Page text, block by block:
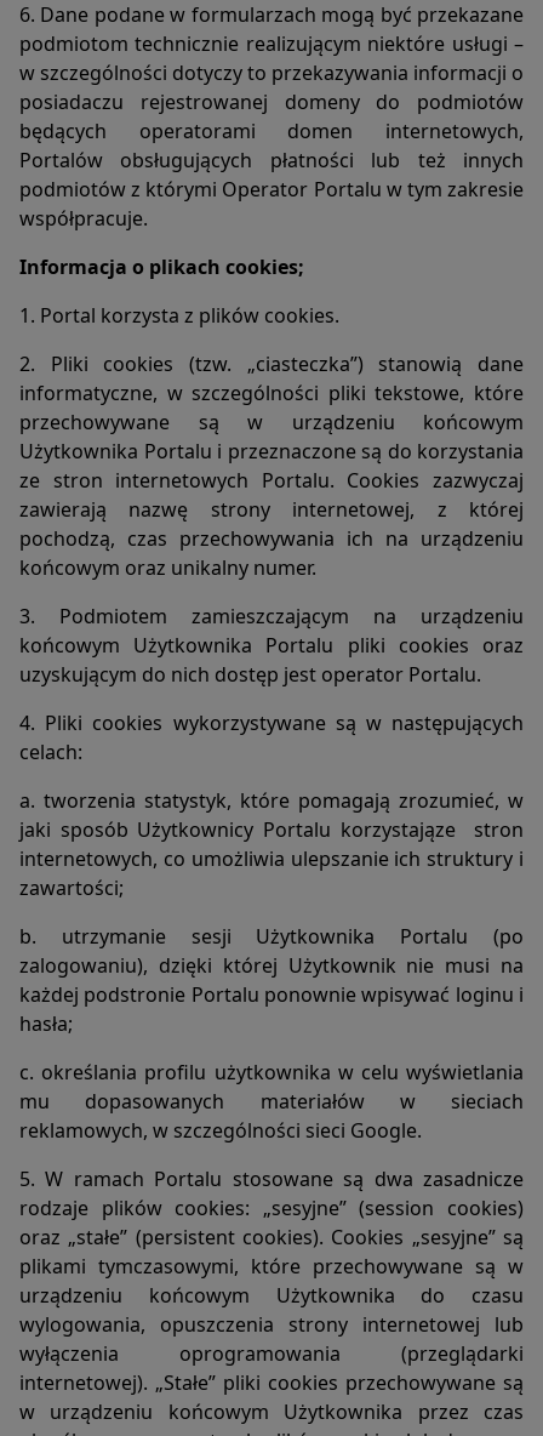
6. Dane podane w formularzach mogą być przekazane
podmiotom technicznie realizującym niektóre usługi –
w szczególności dotyczy to przekazywania informacji o
posiadaczu rejestrowanej domeny do podmiotów
będących operatorami domen internetowych,
Portalów obsługujących płatności lub też innych
podmiotów z którymi Operator Portalu w tym zakresie
współpracuje.
Informacja o plikach cookies;
1. Portal korzysta z plików cookies.
2. Pliki cookies (tzw. „ciasteczka”) stanowią dane
informatyczne, w szczególności pliki tekstowe, które
przechowywane są w urządzeniu końcowym
Użytkownika Portalu i przeznaczone są do korzystania
ze stron internetowych Portalu. Cookies zazwyczaj
zawierają nazwę strony internetowej, z której
pochodzą, czas przechowywania ich na urządzeniu
końcowym oraz unikalny numer.
3. Podmiotem zamieszczającym na urządzeniu
końcowym Użytkownika Portalu pliki cookies oraz
uzyskującym do nich dostęp jest operator Portalu.
4. Pliki cookies wykorzystywane są w następujących
celach:
a. tworzenia statystyk, które pomagają zrozumieć, w
jaki sposób Użytkownicy Portalu korzystająze
stron
internetowych, co umożliwia ulepszanie ich struktury i
zawartości;
b. utrzymanie sesji Użytkownika Portalu (po
zalogowaniu), dzięki której Użytkownik nie musi na
każdej podstronie Portalu ponownie wpisywać loginu i
hasła;
c. określania profilu użytkownika w celu wyświetlania
mu dopasowanych materiałów w sieciach
reklamowych, w szczególności sieci Google.
5. W ramach Portalu stosowane są dwa zasadnicze
rodzaje plików cookies: „sesyjne” (session cookies)
oraz „stałe” (persistent cookies). Cookies „sesyjne” są
plikami tymczasowymi, które przechowywane są w
urządzeniu końcowym Użytkownika do czasu
wylogowania, opuszczenia strony internetowej lub
wyłączenia oprogramowania (przeglądarki
internetowej). „Stałe” pliki cookies przechowywane są
w urządzeniu końcowym Użytkownika przez czas
a. czas nadejścia zapytania,
b. czas wysłania odpowiedzi,
c. nazwę stacji klienta – identyfikacja realizowana przez
protokół HTTP,
d. informacje o błędach jakie nastąpiły przy realizacji
transakcji HTTP,
e. adres URL strony poprzednio odwiedzanej przez
użytkownika (referer link) – w przypadku gdy przejście do
Portalu nastąpiło przez odnośnik,
f. informacje o przeglądarce użytkownika,
g. Informacje o adresie IP.
3. Dane powyższe nie są kojarzone z konkretnymi osobami
przeglądającymi strony.
4. Dane powyższe nie są wykorzystywane jedynie dla celów
administrowania serwerem.
Udostępnienie danych:
1. Dane podlegają udostępnieniu podmiotom zewnętrznym
wyłącznie w granicach prawnie dozwolonych.
2. Dane umożliwiające identyfikację osoby fizycznej są
udostępniane wyłączenie za zgodą tej osoby.
zebranych przez Portal upoważnionym organom na
podstawie zgodnych z prawem żądań w zakresie
wynikającym z żądania.
Zarządzanie plikami cookies – jak w praktyce wyrażać i
cofać zgodę?
1. Jeśli użytkownik nie chce otrzymywać plików cookies,
może zmienić ustawienia przeglądarki. Zastrzegamy, że
wyłączenie obsługi plików cookies niezbędnych dla
procesów uwierzytelniania, bezpieczeństwa, utrzymania
preferencji użytkownika może utrudnić, a w skrajnych
przypadkach może uniemożliwić korzystanie ze stron www
2. W celu zarządzania ustawieniami cookies wejdź w
ustawienia przeglądarki internetowej.